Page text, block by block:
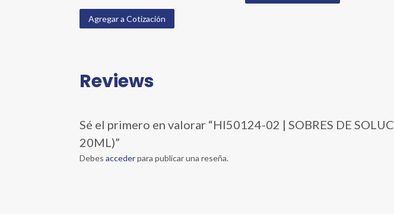
Agregar a Cotización
Reviews
Sé el primero en valorar “HI50124-02 | SOBRES DE
20ML)”
Debesaccederpara publicar una reseña.